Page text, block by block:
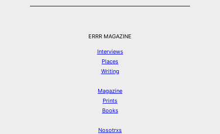
ERRR MAGAZINE
Interviews
Places
Writing
Magazine
Prints
Books
Nosotrxs